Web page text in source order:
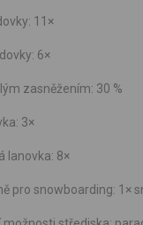
11×
6×
zasněžením: 30 %
3×
lanovka: 8×
pro snowboarding: 1×